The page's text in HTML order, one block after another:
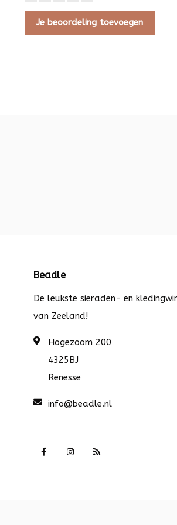
Je beoordeling toevoegen
Beadle
De leukste sieraden- en
van Zeeland!
Hogezoom 200
4325BJ
Renesse
info@beadle.nl